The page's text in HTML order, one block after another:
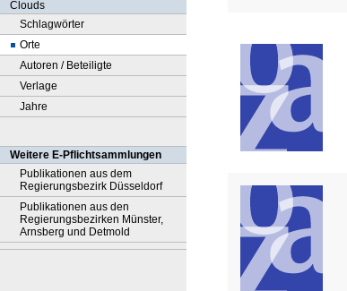
Clouds
Schlagwörter
Orte
Autoren / Beteiligte
Verlage
Jahre
Weitere E-Pflichtsammlungen
Publikationen aus dem
Regierungsbezirk Düsseldorf
Publikationen aus den
Regierungsbezirken Münster,
Arnsberg und Detmold